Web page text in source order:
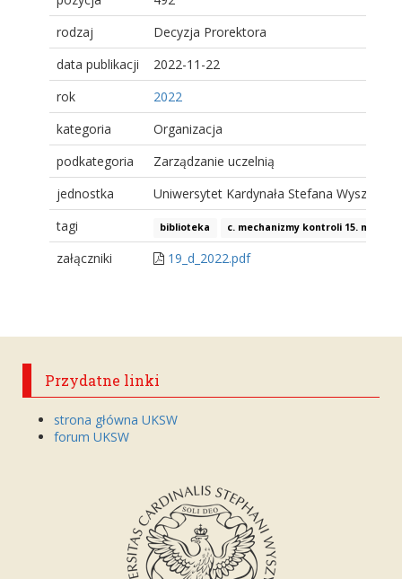
rodzaj
Decyzja Prorektora
data publikacji
2022-11-22
rok
2022
kategoria
Organizacja
podkategoria
Zarządzanie uczelnią
jednostka
Uniwersytet Kardynała Stefana
tagi
biblioteka c. mechanizmy kontroli 15.
załączniki 19_d_2022.pdf
Przydatne linki
strona główna UKSW
forum UKSW